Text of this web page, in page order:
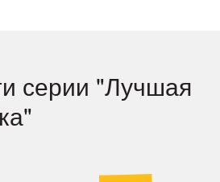
серии "Лучшая